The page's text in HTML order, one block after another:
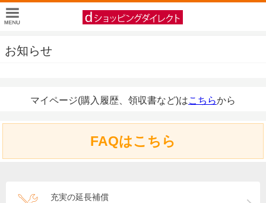
お知らせ
マイページ(購入履歴、領収書など)はこちらから
FAQはこちら
充実の延長補償